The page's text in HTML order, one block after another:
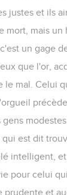
justes et ils
mort, mais un
un gage
que l'or,
le mal. Celui
est dit
intelligent,
pour celui
prudente et